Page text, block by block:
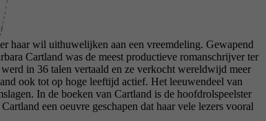
haar wil uithuwelijken aan een vreemdeling. Gewapend
Cartland was de meest productieve romanschrijver ter
in 36 talen vertaald en ze verkocht wereldwijd meer
ook tot op hoge leeftijd actief. Het leeuwendeel van
In de boeken van Cartland is de hoofdrolspeelster
een oeuvre geschapen dat haar vele lezers vooral